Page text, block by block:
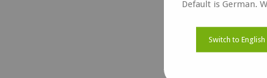
Default is German.
Switch to English